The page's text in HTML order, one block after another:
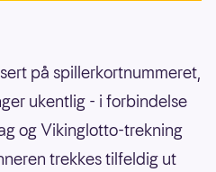
på spillerkortnummeret,
ukentlig - i forbindelse
og Vikinglotto-trekning
trekkes tilfeldig ut